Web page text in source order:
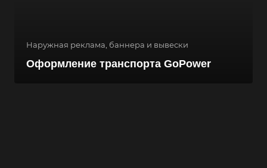
Наружная реклама, баннера и вывески
Оформление транспорта GoPower